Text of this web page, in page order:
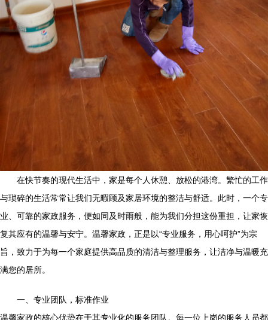
在快节奏的现代生活中，家是每个人休憩、放松的港湾。繁忙的工作
与琐碎的生活常常让我们无暇顾及家居环境的整洁与舒适。此时，一个专
业、可靠的家政服务，便如同及时雨般，能为我们分担这份重担，让家恢
复其应有的温馨与安宁。温馨家政，正是以“专业服务，用心呵护”为宗
旨，致力于为每一个家庭提供高品质的清洁与整理服务，让洁净与温暖充
满您的居所。
一、专业团队，标准作业
温馨家政的核心优势在于其专业化的服务团队。每一位上岗的服务人员都